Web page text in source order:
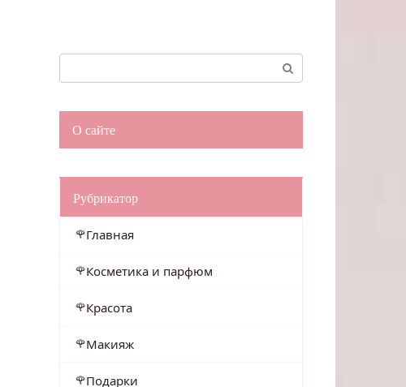
О сайте
Рубрикатор
Главная
Косметика и парфюм
Красота
Макияж
Подарки